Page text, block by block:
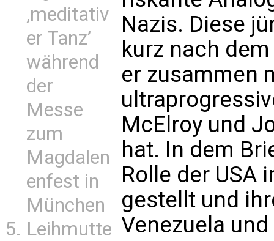
‚meditativ
er Tanz’
während
der
Messe
zum
Magdalen
enfest in
München
Leihmutte
Nazis. Diese
kurz nach
er zusammen
McElroy und
hat. In dem
Rolle der USA
gestellt und
Venezuela